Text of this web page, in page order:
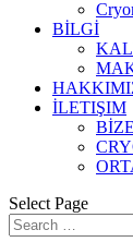
BİLGİ
İLETIŞIM
Select Page